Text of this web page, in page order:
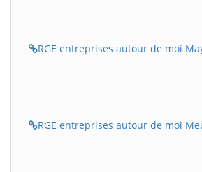
RGE entreprises autour de moi
RGE entreprises autour de moi